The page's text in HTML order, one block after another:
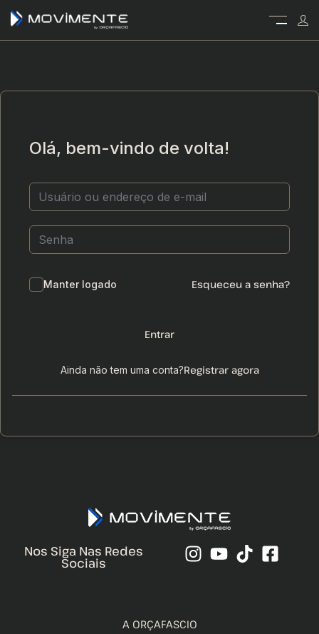
Olá, bem-vindo de volta!
Manter logado Esqueceu a senha?
Entrar
Ainda não tem uma conta?Registrar agora
Nos Siga Nas Redes
Sociais
A ORÇAFASCIO